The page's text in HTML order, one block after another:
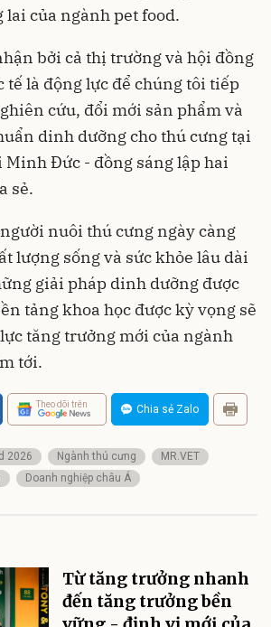
của ngành pet food.
bởi cả thị trường và hội đồng
tế là động lực để chúng tôi tiếp
cứu, đổi mới sản phẩm và
dinh dưỡng cho thú cưng tại
Minh Đức - đồng sáng lập hai
sẻ.
nuôi thú cưng ngày càng
lượng sống và sức khỏe lâu dài
giải pháp dinh dưỡng được
tảng khoa học được kỳ vọng sẽ
tăng trưởng mới của ngành
tới.
Theo dõi trên Chia sẻ Zalo
2026 Ngành thú cưng
MR.VET
Doanh nghiệp châu Á
Từ tăng trưởng nhanh
đến tăng trưởng bền